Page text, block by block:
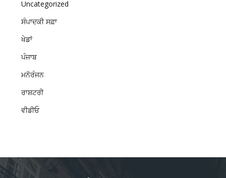
Uncategorized
ਸੰਪਾਦਕੀ ਸਫ਼ਾ
ਖੇਡਾਂ
ਪੰਜਾਬ
ਮਨੋਰੰਜਨ
ਰਾਸ਼ਟਰੀ
ਵੀਡੀਓ